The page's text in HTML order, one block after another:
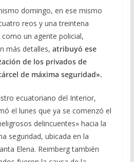
domingo, en ese mismo
reos y una treintena
un agente policial,
más detalles, atribuyó ese
de los privados de
de máxima seguridad».
ecuatoriano del Interior,
el lunes que ya se comenzó el
delincuentes» hacia la
seguridad, ubicada en la
Elena. Reimberg también